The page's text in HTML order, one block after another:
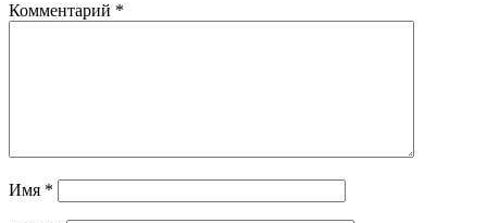
Комментарий *
Имя *